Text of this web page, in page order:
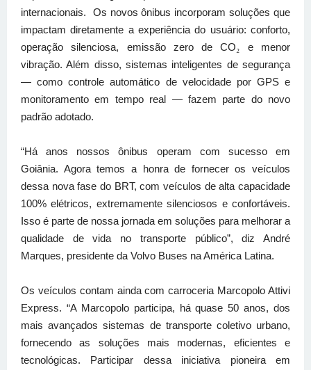
internacionais. Os novos ônibus incorporam soluções que
impactam diretamente a experiência do usuário: conforto,
operação silenciosa, emissão zero de CO₂ e menor
vibração. Além disso, sistemas inteligentes de segurança
— como controle automático de velocidade por GPS e
monitoramento em tempo real — fazem parte do novo
padrão adotado.
“Há anos nossos ônibus operam com sucesso em
Goiânia. Agora temos a honra de fornecer os veículos
dessa nova fase do BRT, com veículos de alta capacidade
100% elétricos, extremamente silenciosos e confortáveis.
Isso é parte de nossa jornada em soluções para melhorar a
qualidade de vida no transporte público”, diz André
Marques, presidente da Volvo Buses na América Latina.
Os veículos contam ainda com carroceria Marcopolo Attivi
Express. “A Marcopolo participa, há quase 50 anos, dos
mais avançados sistemas de transporte coletivo urbano,
fornecendo as soluções mais modernas, eficientes e
tecnológicas. Participar dessa iniciativa pioneira em